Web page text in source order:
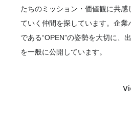
たちのミッション・価値観に共感
ていく仲間を探しています。企業
である“OPEN”の姿勢を大切に、
を一般に公開しています。